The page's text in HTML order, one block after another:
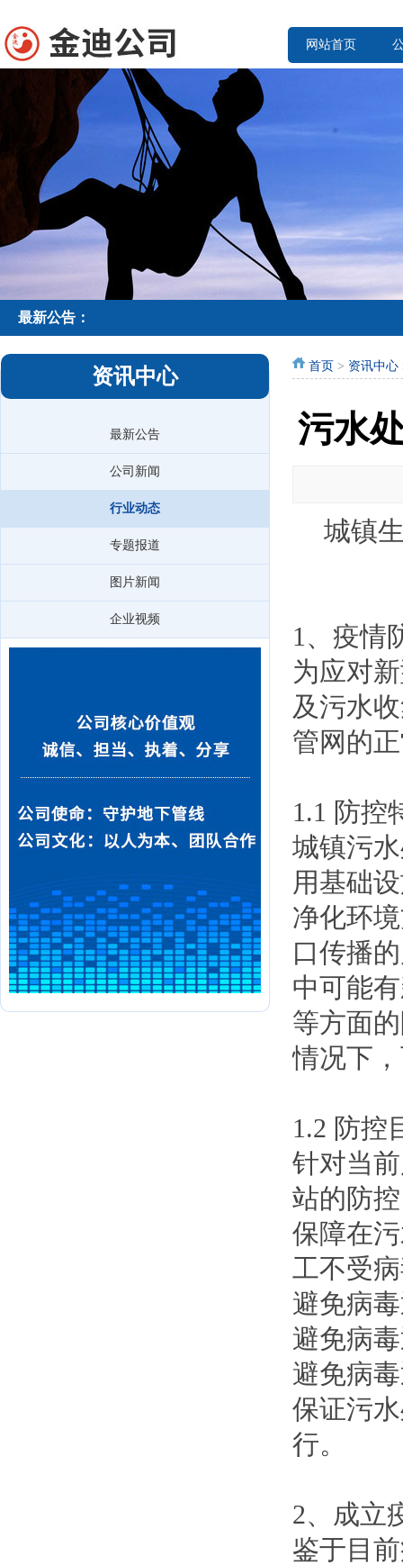
网站首页
最新公告：
资讯中心
最新公告
公司新闻
行业动态
专题报道
图片新闻
企业视频
首页 > 资讯中心
污水
城镇
1、疫情
为应对
及污水
管网的
1.1 防控
城镇污
用基础
净化环
口传播
中可能
等方面
情况下
1.2 防控
针对当
站的防
保障在
工不受
避免病
避免病
避免病
保证污
行。
2、成立
鉴于目